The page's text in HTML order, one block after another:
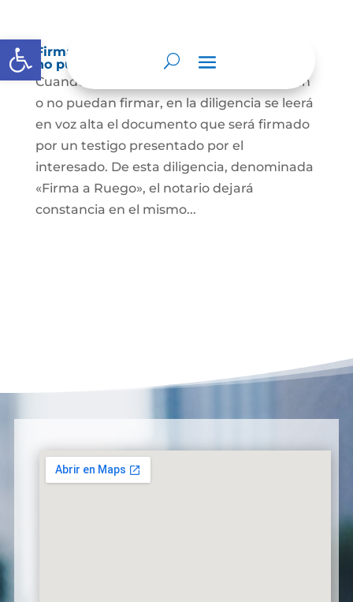
Abrir barra de herramientas
Firma a Ruego – Personas que no saben o
no puede firmar
Cuando se trate de personas que no sepan
o no puedan firmar, en la diligencia se leerá
en voz alta el documento que será firmado
por un testigo presentado por el
interesado. De esta diligencia, denominada
«Firma a Ruego», el notario dejará
constancia en el mismo...